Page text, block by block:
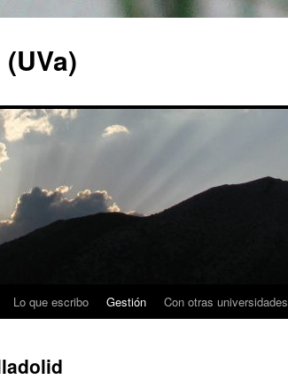
Lo que escribo Gestión Con otras universidades